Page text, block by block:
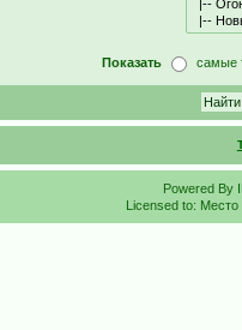
Показать самые
Powered By
Licensed to: